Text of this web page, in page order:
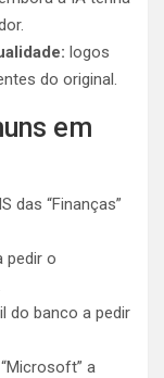
logos
do original.
em
das “Finanças”
pedir o
do banco a pedir
a